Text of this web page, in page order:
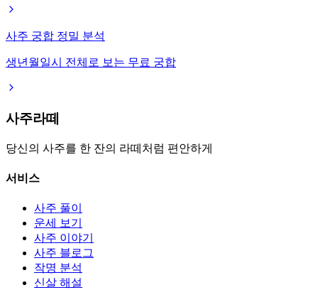
사주 궁합 정밀 분석
생년월일시 전체로 보는 무료 궁합
사주라떼
당신의 사주를 한 잔의 라떼처럼 편안하게
서비스
사주 풀이
운세 보기
사주 이야기
사주 블로그
작명 분석
신살 해설